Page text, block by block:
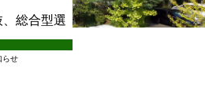
総合型選
らせ